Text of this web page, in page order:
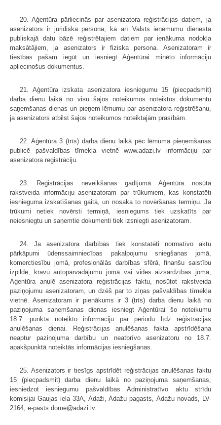
20. Aģentūra pārliecinās par asenizatora reģistrācijas datiem, ja
asenizators ir juridiska persona, kā arī Valsts ieņēmumu dienesta
publiskajā datu bāzē reģistrētajiem datiem par ienākuma nodokļa
maksātājiem, ja asenizators ir fiziska persona. Asenizatoram ir
tiesības pašam iegūt un iesniegt Aģentūrai minēto informāciju
apliecinošus dokumentus.
21. Aģentūra izskata asenizatora iesniegumu 15 (piecpadsmit)
darba dienu laikā no visu šajos noteikumos noteiktos dokumentu
saņemšanas dienas un pieņem lēmumu par asenizatora reģistrēšanu,
ja asenizators atbilst šajos noteikumos noteiktajām prasībām.
22. Aģentūra 3 (trīs) darba dienu laikā pēc lēmuma pieņemšanas
publicē pašvaldības tīmekļa vietnē www.adazi.lv informāciju par
asenizatora reģistrāciju.
23. Reģistrācijas neveikšanas gadījumā Aģentūra nosūta
rakstveida informāciju asenizatoram par trūkumiem, kas konstatēti
iesnieguma izskatīšanas gaitā, un nosaka to novēršanas termiņu. Ja
trūkumi netiek novērsti termiņā, iesniegums tiek uzskatīts par
neiesniegtu un saņemtie dokumenti tiek izsniegti asenizatoram.
24. Ja asenizatora darbībās tiek konstatēti normatīvo aktu
pārkāpumi ūdenssaimniecības pakalpojumu sniegšanas jomā,
komerctiesību jomā, profesionālās darbības sfērā, finanšu saistību
izpildē, kravu autopārvadājumu jomā vai vides aizsardzības jomā,
Aģentūra anulē asenizatora reģistrācijas faktu, nosūtot rakstveida
paziņojumu asenizatoram, un dzēš par to ziņas pašvaldības tīmekļa
vietnē. Asenizatoram ir pienākums ir 3 (trīs) darba dienu laikā no
paziņojuma saņemšanas dienas iesniegt Aģentūrai šo noteikumu
18.7. punktā noteikto informāciju par periodu līdz reģistrācijas
anulēšanas dienai. Reģistrācijas anulēšanas fakta apstrīdēšana
neaptur paziņojuma darbību un neatbrīvo asenizatoru no 18.7.
apakšpunktā noteiktās informācijas iesniegšanas.
25. Asenizators ir tiesīgs apstrīdēt reģistrācijas anulēšanas faktu
15 (piecpadsmit) darba dienu laikā no paziņojuma saņemšanas,
iesniedzot iesniegumu pašvaldības Administratīvo aktu strīdu
komisijai Gaujas iela 33A, Ādaži, Ādažu pagasts, Ādažu novads, LV-
2164, e-pasts dome@adazi.lv.